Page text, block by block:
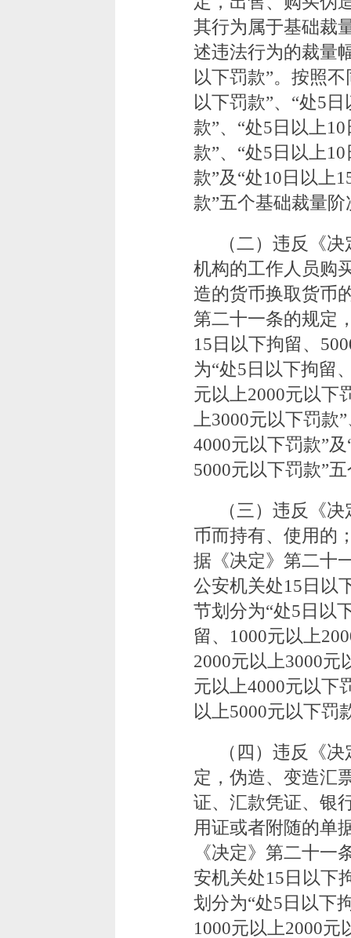
其行为属于基础裁
述违法行为的裁量
以下罚款”。按照
以下罚款”、“处5
款”、“处5日以上
款”、“处5日以上
款”及“处10日以上
款”五个基础裁量阶
（二）违反《
机构的工作人员购
造的货币换取货币
第二十一条的规定
15日以下拘留、
为“处5日以下拘留
元以上2000元以下
上3000元以下罚款
4000元以下罚款”
5000元以下罚款”
（三）违反《
币而持有、使用的
据《决定》第二十
公安机关处15日以
节划分为“处5日以
留、1000元以上
2000元以上3000元
元以上4000元以下
以上5000元以下罚
（四）违反《
定，伪造、变造汇
证、汇款凭证、银
用证或者附随的单
《决定》第二十一
安机关处15日以下
划分为“处5日以下
1000元以上2000元